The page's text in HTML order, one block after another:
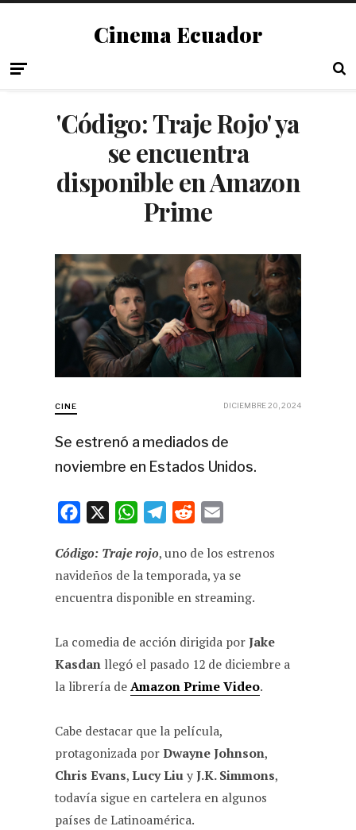
Cinema Ecuador
'Código: Traje Rojo' ya
se encuentra
disponible en Amazon
Prime
CINE DICIEMBRE 20, 2024
Se estrenó a mediados de
noviembre en Estados Unidos.
c
e
b
o
k
W
a
t
s
p
p
T
l
e
g
a
m
d
d
i
a
i
l
Código: Traje rojo, uno de los estrenos
navideños de la temporada, ya se
encuentra disponible en streaming.
La comedia de acción dirigida porJake
Kasdan llegó el pasado 12 de diciembre a
la librería deAmazon Prime Video.
Cabe destacar que la película,
protagonizada porDwayne Johnson,
Chris Evans,Lucy LiuyJ.K. Simmons,
todavía sigue en cartelera en algunos
países de Latinoamérica.